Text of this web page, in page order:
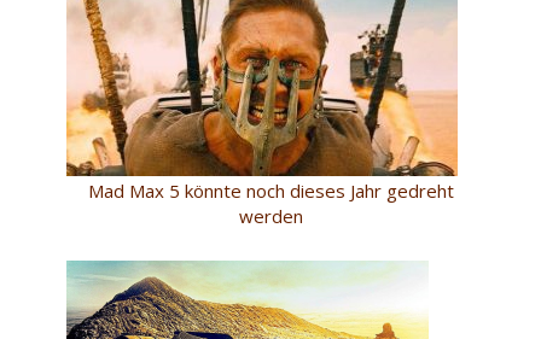
Mad Max 5 könnte noch dieses Jahr gedreht
werden